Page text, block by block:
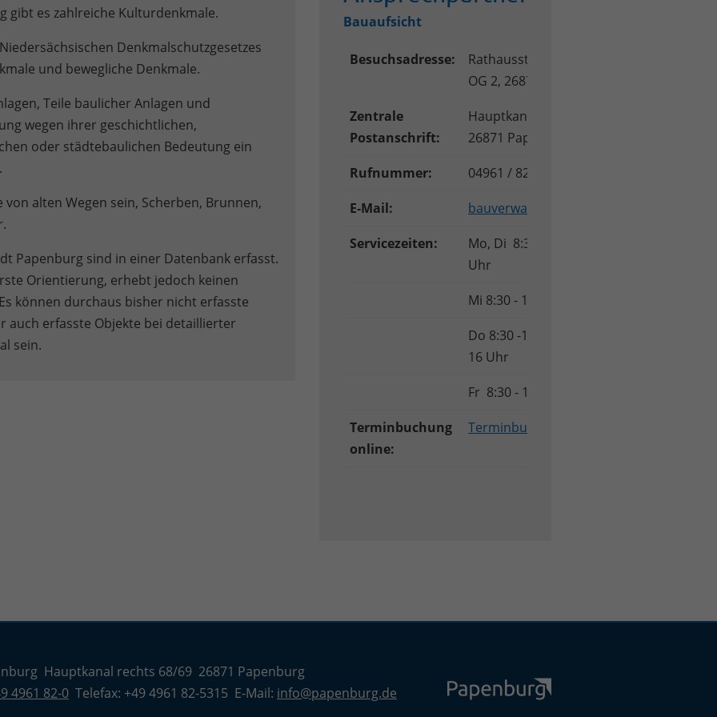
gibt es zahlreiche Kulturdenkmale.
Denkmalschutzgesetzes
und bewegliche Denkmale.
Teile baulicher Anlagen und
wegen ihrer geschichtlichen,
oder städtebaulichen Bedeutung ein
alten Wegen sein, Scherben, Brunnen,
Papenburg sind in einer Datenbank erfasst.
Orientierung, erhebt jedoch keinen
können durchaus bisher nicht erfasste
auch erfasste Objekte bei detaillierter
sein.
Bauaufsicht
Besuchsadresse:
Rathausstr. 2 (neues Rathaus),
OG 2, 26871 Papenburg
Zentrale
Postanschrift:
Hauptkanal rechts 68/69,
26871 Papenburg
Rufnummer:
04961 / 82-5146
E-Mail:
bauverwaltung@papenburg.de
Servicezeiten:
Mo, Di 8:30 -12 Uhr und 14 - 16
Uhr
Mi 8:30 - 12 Uhr
Do 8:30 -12 Uhr und 14 -
16 Uhr
Fr 8:30 - 12 Uhr
Terminbuchung
online:
Terminbuchung Bauaufsicht
Hauptkanal rechts 68/69 26871 Papenburg
4961 82-0Telefax: +49 4961 82-5315 E-Mail: info@papenburg.de